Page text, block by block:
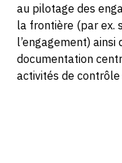
au pilotage des
la frontière (par ex.
l’engagement)
documentation
activités de